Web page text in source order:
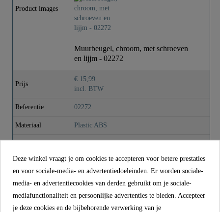
Kleur
5,0 Cm
Lengte
Product images
Muurbeugel, chroom, met schroeven
en lijjm - 02272
Prijs
€ 15,99
incl. BTW
Referentie 02272
Materiaal Plastic ABS
Gewicht 0,1 kg
Breedte 5,0 cm
Lengte 7,0 cm
Deze winkel vraagt je om cookies te accepteren voor betere prestaties
en voor sociale-media- en advertentiedoeleinden. Er worden sociale-
media- en advertentiecookies van derden gebruikt om je sociale-
mediafunctionaliteit en persoonlijke advertenties te bieden. Accepteer
je deze cookies en de bijbehorende verwerking van je